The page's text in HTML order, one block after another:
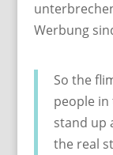
Werbung
So the
people in
stand up
the real